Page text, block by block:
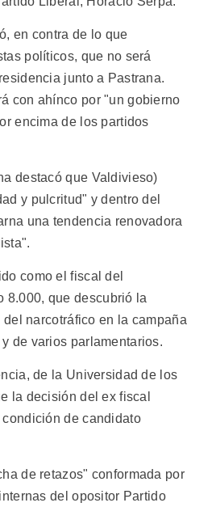
en contra de lo que
políticos, que no será
junto a Pastrana.
con ahínco por "un gobierno
encima de los partidos
destacó que Valdivieso)
y pulcritud" y dentro del
una tendencia renovadora
como el fiscal del
8.000, que descubrió la
narcotráfico en la campaña
de varios parlamentarios.
de la Universidad de los
la decisión del ex fiscal
de candidato
de retazos" conformada por
del opositor Partido